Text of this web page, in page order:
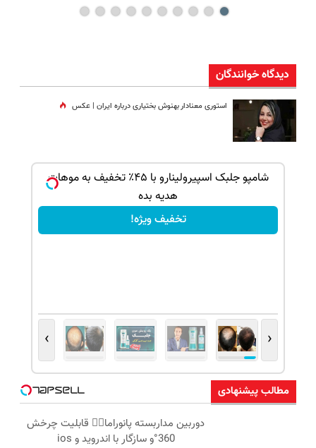
دیدگاه خوانندگان
استوری معنادار بهنوش بختیاری درباره ایران | عکس
شامپو جلبک اسپیرولینارو با ۴۵٪ تخفیف به موهات
هدیه بده
تخفیف ویژه!
‹
›
مطالب پیشنهادی
دوربین مداربسته پانوراما👈🏻 قابلیت چرخش
360°و سازگار با اندروید و ios